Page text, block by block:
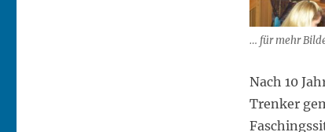
… für mehr
Nach 10
Trenker